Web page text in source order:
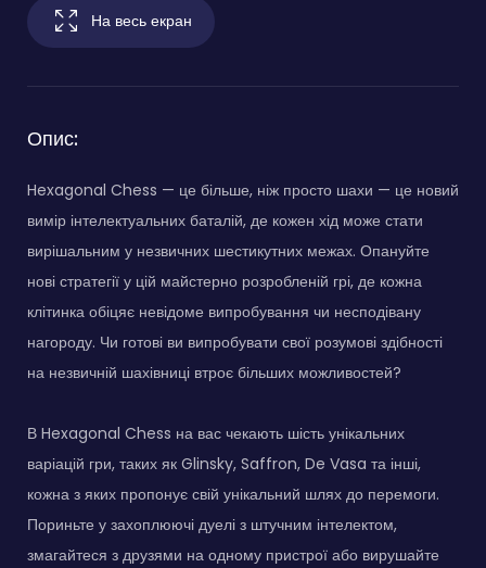
На весь екран
Опис:
Hexagonal Chess — це більше, ніж просто шахи — це новий
вимір інтелектуальних баталій, де кожен хід може стати
вирішальним у незвичних шестикутних межах. Опануйте
нові стратегії у цій майстерно розробленій грі, де кожна
клітинка обіцяє невідоме випробування чи несподівану
нагороду. Чи готові ви випробувати свої розумові здібності
на незвичній шахівниці втроє більших можливостей?
В Hexagonal Chess на вас чекають шість унікальних
варіацій гри, таких як Glinsky, Saffron, De Vasa та інші,
кожна з яких пропонує свій унікальний шлях до перемоги.
Пориньте у захоплюючі дуелі з штучним інтелектом,
змагайтеся з друзями на одному пристрої або вирушайте